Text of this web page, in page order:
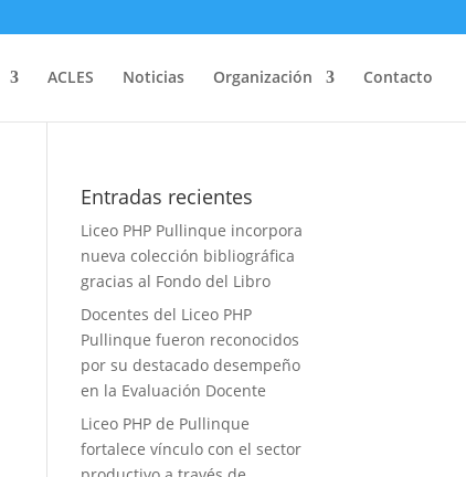
ACLES Noticias Organización Contacto
Entradas recientes
Liceo PHP Pullinque incorpora
nueva colección bibliográfica
gracias al Fondo del Libro
Docentes del Liceo PHP
Pullinque fueron reconocidos
por su destacado desempeño
en la Evaluación Docente
Liceo PHP de Pullinque
fortalece vínculo con el sector